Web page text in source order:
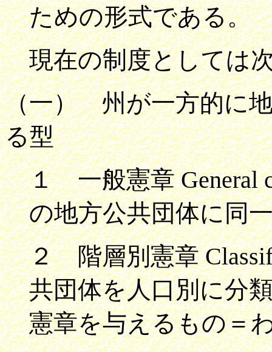
ための形式である。
現在の制度としては
（一） 州が一方的に
る型
１ 一般憲章 General
の地方公共団体に同
２ 階層別憲章
共団体を人口別に分
憲章を与えるもの＝